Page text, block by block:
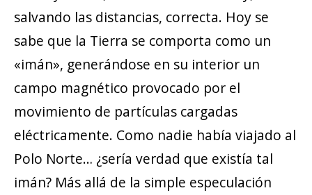
salvando las distancias, correcta. Hoy se
sabe que la Tierra se comporta como un
«imán», generándose en su interior un
campo magnético provocado por el
movimiento de partículas cargadas
eléctricamente. Como nadie había viajado al
Polo Norte… ¿sería verdad que existía tal
imán? Más allá de la simple especulación